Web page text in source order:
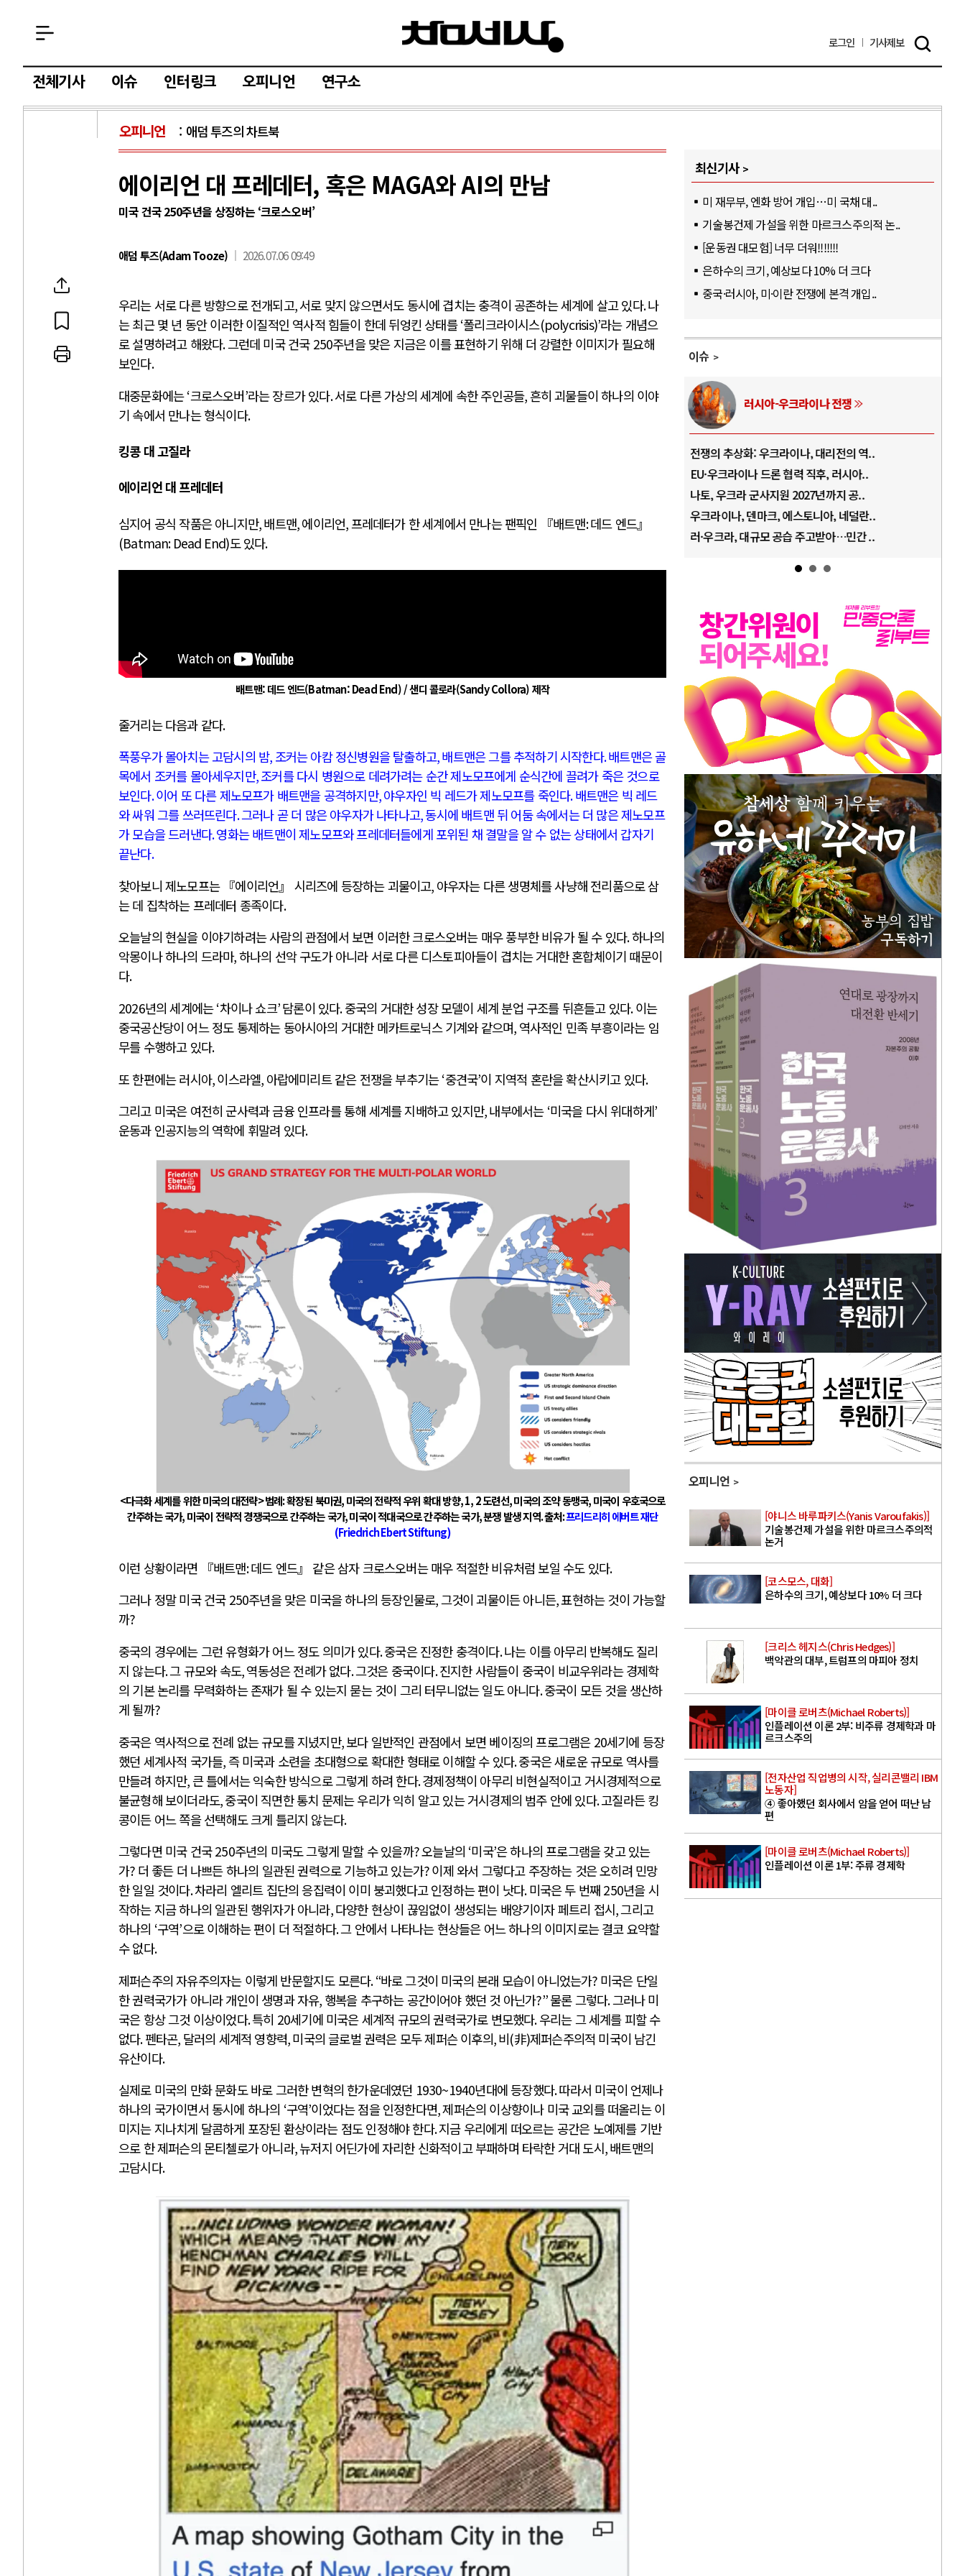
로그인 기사제보
전체기사 이슈 인터링크 오피니언 연구소
오피니언 애덤 투즈의 차트북
에이리언 대 프레데터, 혹은 MAGA와 AI의 만남
미국 건국 250주년을 상징하는 ‘크로스오버’
애덤 투즈(Adam Tooze) 2026.07.06 09:49
우리는 서로 다른 방향으로 전개되고,서로 맞지 않으면서도 동시에 겹치는 충격이 공존하는 세계에 살고 있다.나
는 최근 몇 년 동안 이러한 이질적인 역사적 힘들이 한데 뒤엉킨 상태를‘폴리크라이시스(polycrisis)’라는 개념으
로 설명하려고 해왔다.그런데 미국 건국 250주년을 맞은 지금은 이를 표현하기 위해 더 강렬한 이미지가 필요해
보인다.
대중문화에는‘크로스오버’라는 장르가 있다.서로 다른 가상의 세계에 속한 주인공들,흔히 괴물들이 하나의 이야
기 속에서 만나는 형식이다.
킹콩 대 고질라
에이리언 대 프레데터
심지어 공식 작품은 아니지만,배트맨,에이리언,프레데터가 한 세계에서 만나는 팬픽인 『배트맨:데드 엔드』
(Batman: Dead End)도 있다.
배트맨: 데드 엔드(Batman: Dead End) / 샌디 콜로라(Sandy Collora) 제작
줄거리는 다음과 같다.
폭풍우가 몰아치는 고담시의 밤, 조커는 아캄 정신병원을 탈출하고,배트맨은 그를 추적하기 시작한다.배트맨은 골
목에서 조커를 몰아세우지만,조커를 다시 병원으로 데려가려는 순간 제노모프에게 순식간에 끌려가 죽은 것으로
보인다.이어 또 다른 제노모프가 배트맨을 공격하지만,야우자인 빅 레드가 제노모프를 죽인다.배트맨은 빅 레드
와 싸워 그를 쓰러뜨린다.그러나 곧 더 많은 야우자가 나타나고,동시에 배트맨 뒤 어둠 속에서는 더 많은 제노모프
가 모습을 드러낸다.영화는 배트맨이 제노모프와 프레데터들에게 포위된 채 결말을 알 수 없는 상태에서 갑자기
끝난다.
찾아보니 제노모프는 『에이리언』 시리즈에 등장하는 괴물이고, 야우자는 다른 생명체를 사냥해 전리품으로 삼
는 데 집착하는 프레데터 종족이다.
오늘날의 현실을 이야기하려는 사람의 관점에서 보면 이러한 크로스오버는 매우 풍부한 비유가 될 수 있다.하나의
악몽이나 하나의 드라마,하나의 선악 구도가 아니라 서로 다른 디스토피아들이 겹치는 거대한 혼합체이기 때문이
다.
2026년의 세계에는‘차이나 쇼크’담론이 있다.중국의 거대한 성장 모델이 세계 분업 구조를 뒤흔들고 있다.이는
중국공산당이 어느 정도 통제하는 동아시아의 거대한 메카트로닉스 기계와 같으며, 역사적인 민족 부흥이라는 임
무를 수행하고 있다.
또 한편에는 러시아,이스라엘, 아랍에미리트 같은 전쟁을 부추기는‘중견국’이 지역적 혼란을 확산시키고 있다.
그리고 미국은 여전히 군사력과 금융 인프라를 통해 세계를 지배하고 있지만,내부에서는 ‘미국을 다시 위대하게’
운동과 인공지능의 역학에 휘말려 있다.
<다극화 세계를 위한 미국의 대전략>범례:확장된 북미권,미국의 전략적 우위 확대 방향, 1, 2도련선,미국의 조약 동맹국,미국이 우호국으로
간주하는 국가,미국이 전략적 경쟁국으로 간주하는 국가,미국이 적대국으로 간주하는 국가,분쟁 발생 지역.출처:프리드리히 에버트 재단
(Friedrich Ebert Stiftung)
이런 상황이라면 『배트맨:데드 엔드』 같은 삼자 크로스오버는 매우 적절한 비유처럼 보일 수도 있다.
그러나 정말 미국 건국 250주년을 맞은 미국을 하나의 등장인물로,그것이 괴물이든 아니든,표현하는 것이 가능할
까?
중국의 경우에는 그런 유형화가 어느 정도 의미가 있다.중국은 진정한 충격이다.나는 이를 아무리 반복해도 질리
지 않는다.그 규모와 속도,역동성은 전례가 없다.그것은 중국이다.진지한 사람들이 중국이 비교우위라는 경제학
의 기본 논리를 무력화하는 존재가 될 수 있는지 묻는 것이 그리 터무니없는 일도 아니다.중국이 모든 것을 생산하
게 될까?
중국은 역사적으로 전례 없는 규모를 지녔지만,보다 일반적인 관점에서 보면 베이징의 프로그램은 20세기에 등장
했던 세계사적 국가들,즉 미국과 소련을 초대형으로 확대한 형태로 이해할 수 있다.중국은 새로운 규모로 역사를
만들려 하지만,큰 틀에서는 익숙한 방식으로 그렇게 하려 한다.경제정책이 아무리 비현실적이고 거시경제적으로
불균형해 보이더라도,중국이 직면한 통치 문제는 우리가 익히 알고 있는 거시경제의 범주 안에 있다.고질라든 킹
콩이든 어느 쪽을 선택해도 크게 틀리지 않는다.
그렇다면 미국 건국250주년의 미국도 그렇게 말할 수 있을까?오늘날의 ‘미국’은 하나의 프로그램을 갖고 있는
가? 더 좋든 더 나쁘든 하나의 일관된 권력으로 기능하고 있는가?이제 와서 그렇다고 주장하는 것은 오히려 민망
한 일일 것이다.차라리 엘리트 집단의 응집력이 이미 붕괴했다고 인정하는 편이 낫다.미국은 두 번째 250년을 시
작하는 지금 하나의 일관된 행위자가 아니라,다양한 현상이 끊임없이 생성되는 배양기이자 페트리 접시,그리고
하나의 ‘구역’으로 이해하는 편이 더 적절하다.그 안에서 나타나는 현상들은 어느 하나의 이미지로는 결코 요약할
수 없다.
제퍼슨주의 자유주의자는 이렇게 반문할지도 모른다. “바로 그것이 미국의 본래 모습이 아니었는가? 미국은 단일
한 권력국가가 아니라 개인이 생명과 자유, 행복을 추구하는 공간이어야 했던 것 아닌가?”물론 그렇다.그러나 미
국은 항상 그것 이상이었다.특히 20세기에 미국은 세계적 규모의 권력국가로 변모했다.우리는 그 세계를 피할 수
없다.펜타곤, 달러의 세계적 영향력,미국의 글로벌 권력은 모두 제퍼슨 이후의,비(非)제퍼슨주의적 미국이 남긴
유산이다.
실제로 미국의 만화 문화도 바로 그러한 변혁의 한가운데였던 1930~1940년대에 등장했다.따라서 미국이 언제나
하나의 국가이면서 동시에 하나의 ‘구역’이었다는 점을 인정한다면,제퍼슨의 이상향이나 미국 교외를 떠올리는 이
미지는 지나치게 달콤하게 포장된 환상이라는 점도 인정해야 한다.지금 우리에게 떠오르는 공간은 노예제를 기반
으로 한 제퍼슨의 몬티첼로가 아니라,뉴저지 어딘가에 자리한 신화적이고 부패하며 타락한 거대 도시,배트맨의
고담시다.
최신기사
미 재무부, 엔화 방어 개입…미 국채 대..
기술봉건제 가설을 위한 마르크스주의적 논..
[운동권 대모험] 너무 더워!!!!!!!
은하수의 크기, 예상보다 10% 더 크다
중국·러시아, 미·이란 전쟁에 본격 개입..
이슈
AI와 인간
AI의 숨은 환경 비용: 데이터센터 확산..
AI는 어떻게 미국 민주주의를 잠식하고 ..
러시아-우크라이나 전쟁
전쟁의 추상화: 우크라이나, 대리전의 역..
EU·우크라이나 드론 협력 직후, 러시아..
나토, 우크라 군사지원 2027년까지 공..
우크라이나, 덴마크, 에스토니아, 네덜란..
러·우크라, 대규모 공습 주고받아…민간 ..
오피니언
[야니스 바루파키스(Yanis Varoufakis)]
기술봉건제 가설을 위한 마르크스주의적
논거
[코스모스, 대화]
은하수의 크기, 예상보다 10% 더 크다
[크리스 헤지스(Chris Hedges)]
백악관의 대부, 트럼프의 마피아 정치
[마이클 로버츠(Michael Roberts)]
인플레이션 이론 2부: 비주류 경제학과 마
르크스주의
[전자산업 직업병의 시작, 실리콘밸리 IBM
노동자]
④ 좋아했던 회사에서 암을 얻어 떠난 남
편
[마이클 로버츠(Michael Roberts)]
인플레이션 이론 1부: 주류 경제학